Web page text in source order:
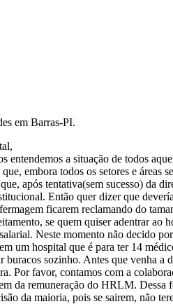
em Barras-PI.
entendemos a situação de todos
embora todos os setores e áreas
após tentativa(sem sucesso) da
Então quer dizer que
ficarem reclamando do
se quem quiser adentrar ao
Neste momento não decido
um hospital que é para ter 14
sozinho. Antes que venha a
Por favor, contamos com a
da remuneração do HRLM. Dessa
da maioria, pois se sairem, não